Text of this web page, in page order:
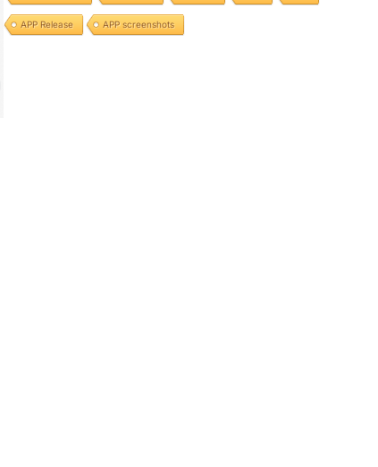
APP Release APP screenshots